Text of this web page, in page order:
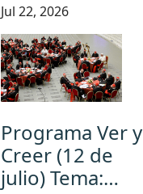
Jul 22, 2026
Programa Ver y
Creer (12 de
julio) Tema:…